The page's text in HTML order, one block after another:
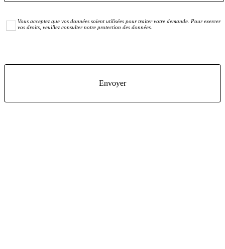
Vous acceptez que vos données soient utilisées pour traiter votre demande. Pour exercer
vos droits, veuillez consulter notre protection des données.